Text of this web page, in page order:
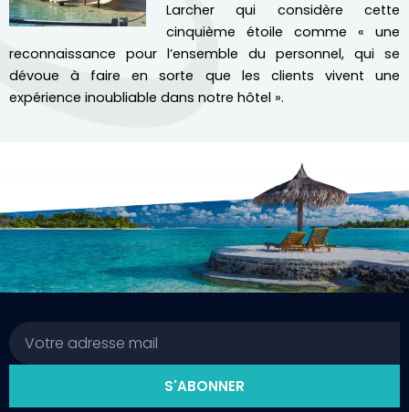
Larcher qui considère cette
cinquième étoile comme « une
reconnaissance pour l’ensemble du personnel, qui se
dévoue à faire en sorte que les clients vivent une
expérience inoubliable dans notre hôtel ».
S'ABONNER